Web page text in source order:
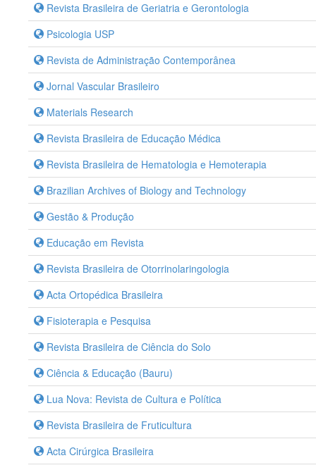
Revista Brasileira de Geriatria e Gerontologia
Psicologia USP
Revista de Administração Contemporânea
Jornal Vascular Brasileiro
Materials Research
Revista Brasileira de Educação Médica
Revista Brasileira de Hematologia e Hemoterapia
Brazilian Archives of Biology and Technology
Gestão & Produção
Educação em Revista
Revista Brasileira de Otorrinolaringologia
Acta Ortopédica Brasileira
Fisioterapia e Pesquisa
Revista Brasileira de Ciência do Solo
Ciência & Educação (Bauru)
Lua Nova: Revista de Cultura e Política
Revista Brasileira de Fruticultura
Acta Cirúrgica Brasileira